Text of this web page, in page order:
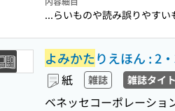
...らいものや読み誤りやすい
よみかたりえほん : 2
紙 雑誌 雑誌タイ
ベネッセコーポレーショ